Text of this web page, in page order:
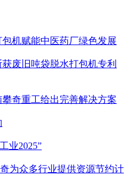
机赋能中医药厂绿色发展
废旧吨袋脱水打包机专利
奇重工给出完善解决方案
业2025”
为众多行业提供资源节约计